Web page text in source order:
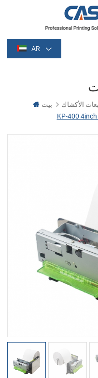
AR
بيت الأكشاك